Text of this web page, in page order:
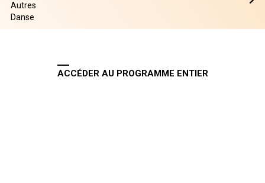
Autres
Danse
ACCÉDER AU PROGRAMME ENTIER